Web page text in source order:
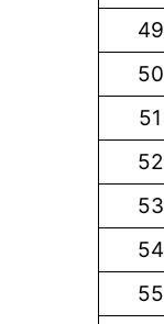
49
50
51
52
53
54
55